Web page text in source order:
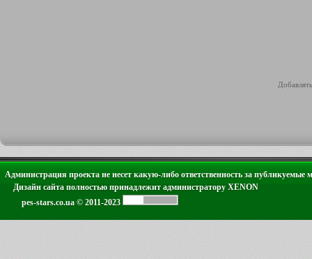
Администрация проекта не несет какую-либо ответственность за публикуемые
Дизайн сайта полностью принадлежит администратору XENON
pes-stars.co.ua © 2011-2023